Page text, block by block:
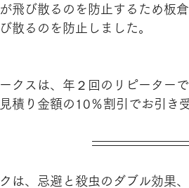
飛び散るのを防止するため板
散るのを防止しました。
クスは、年２回のリピーターで
積り金額の10％割引でお引き
は、忌避と殺虫のダブル効果